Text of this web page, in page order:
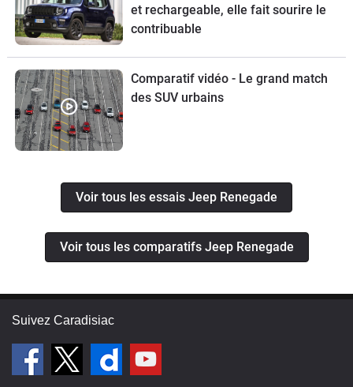
et rechargeable, elle fait sourire le
contribuable
Comparatif vidéo - Le grand match
des SUV urbains
Voir tous les essais Jeep Renegade
Voir tous les comparatifs Jeep Renegade
Suivez Caradisiac